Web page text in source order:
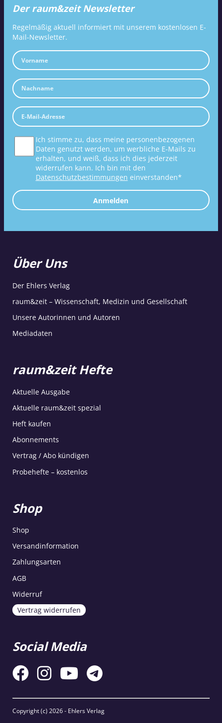
Der raum&zeit Newsletter
Regelmäßig aktuell informiert mit unserem kostenlosen E-
Mail-Newsletter.
Ich stimme zu, dass meine personenbezogenen
Daten genutzt werden, um werbliche E-Mails zu
erhalten, und weiß, dass ich dies jederzeit
widerrufen kann. Ich bin mit den
Datenschutzbestimmungen einverstanden*
Anmelden
Über Uns
Der Ehlers Verlag
raum&zeit – Wissenschaft, Medizin und Gesellschaft
Unsere Autorinnen und Autoren
Mediadaten
raum&zeit Hefte
Aktuelle Ausgabe
Aktuelle raum&zeit spezial
Heft kaufen
Abonnements
Vertrag / Abo kündigen
Probehefte – kostenlos
Shop
Shop
Versandinformation
Zahlungsarten
AGB
Widerruf
Vertrag widerrufen
Social Media
Copyright (c) 2026 - Ehlers Verlag